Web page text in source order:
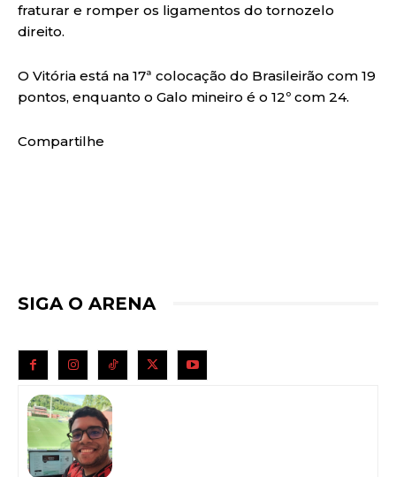
fraturar e romper os ligamentos do tornozelo
direito.
O Vitória está na 17ª colocação do Brasileirão com 19
pontos, enquanto o Galo mineiro é o 12º com 24.
Compartilhe
SIGA O ARENA